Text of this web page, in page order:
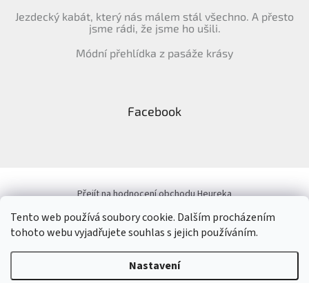
Tento web používá soubory cookie. Dalším procházením
tohoto webu vyjadřujete souhlas s jejich používáním.
Nastavení
Jezdecký kabát, který nás málem stál všechno. A přesto
jsme rádi, že jsme ho ušili.
Módní přehlídka z pasáže krásy
Facebook
Přejít na hodnocení obchodu Heureka
Vytvořil Shoptet &